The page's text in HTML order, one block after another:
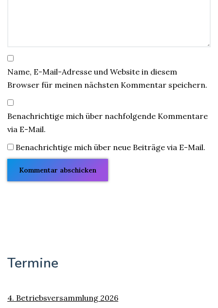
Name, E-Mail-Adresse und Website in diesem
Browser für meinen nächsten Kommentar speichern.
Benachrichtige mich über nachfolgende Kommentare
via E-Mail.
Benachrichtige mich über neue Beiträge via E-Mail.
Termine
4. Betriebsversammlung 2026